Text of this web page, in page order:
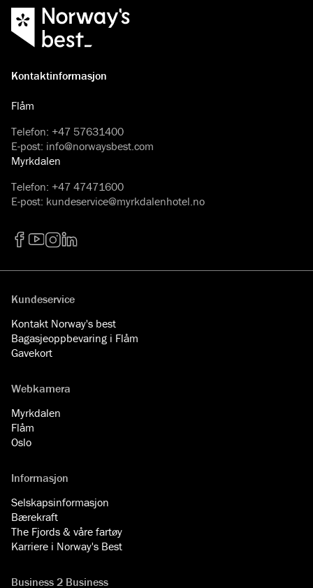
Kontaktinformasjon
Flåm
Telefon: +47 57631400
E-post: info@norwaysbest.com
Myrkdalen
Telefon: +47 47471600
E-post: kundeservice@myrkdalenhotel.no
Kundeservice
Kontakt Norway's best
Bagasjeoppbevaring i Flåm
Gavekort
Webkamera
Myrkdalen
Flåm
Oslo
Informasjon
Selskapsinformasjon
Bærekraft
The Fjords & våre fartøy
Karriere i Norway's Best
Business 2 Business